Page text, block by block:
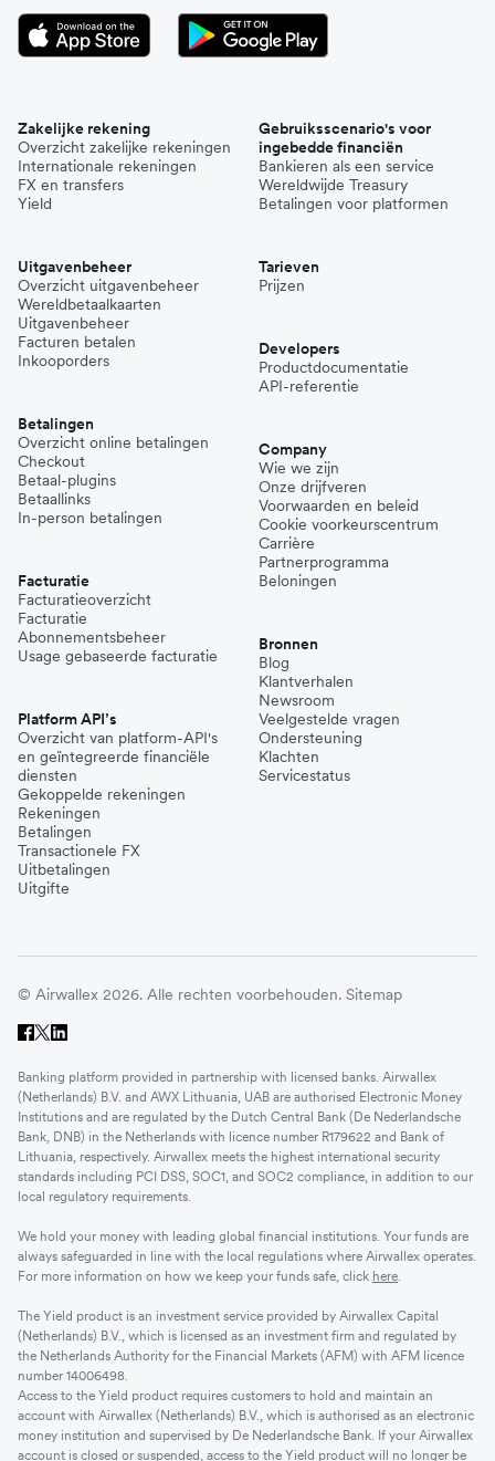
Zakelijke rekening
Overzicht zakelijke rekeningen
Internationale rekeningen
FX en transfers
Yield
Uitgavenbeheer
Overzicht uitgavenbeheer
Wereldbetaalkaarten
Uitgavenbeheer
Facturen betalen
Inkooporders
Betalingen
Overzicht online betalingen
Checkout
Betaal-plugins
Betaallinks
In-person betalingen
Facturatie
Facturatieoverzicht
Facturatie
Abonnementsbeheer
Usage gebaseerde facturatie
Platform API’s
Overzicht van platform-API's
en geïntegreerde financiële
diensten
Gekoppelde rekeningen
Rekeningen
Betalingen
Transactionele FX
Uitbetalingen
Uitgifte
Gebruiksscenario's voor
ingebedde financiën
Bankieren als een service
Wereldwijde Treasury
Betalingen voor platformen
Tarieven
Prijzen
Developers
Productdocumentatie
API-referentie
Company
Wie we zijn
Onze drijfveren
Voorwaarden en beleid
Cookie voorkeurscentrum
Carrière
Partnerprogramma
Beloningen
Bronnen
Blog
Klantverhalen
Newsroom
Veelgestelde vragen
Ondersteuning
Klachten
Servicestatus
© Airwallex 2026. Alle rechten voorbehouden. Sitemap
Banking platform provided in partnership with licensed banks. Airwallex
(Netherlands) B.V. and AWX Lithuania, UAB are authorised Electronic Money
Institutions and are regulated by the Dutch Central Bank (De Nederlandsche
Bank, DNB) in the Netherlands with licence number R179622 and Bank of
Lithuania, respectively. Airwallex meets the highest international security
standards including PCI DSS, SOC1, and SOC2 compliance, in addition to our
local regulatory requirements.
We hold your money with leading global financial institutions. Your funds are
always safeguarded in line with the local regulations where Airwallex operates.
For more information on how we keep your funds safe, click here.
The Yield product is an investment service provided by Airwallex Capital
(Netherlands) B.V., which is licensed as an investment firm and regulated by
the Netherlands Authority for the Financial Markets (AFM) with AFM licence
number 14006498.
Access to the Yield product requires customers to hold and maintain an
account with Airwallex (Netherlands) B.V., which is authorised as an electronic
money institution and supervised by De Nederlandsche Bank. If your Airwallex
account is closed or suspended, access to the Yield product will no longer be